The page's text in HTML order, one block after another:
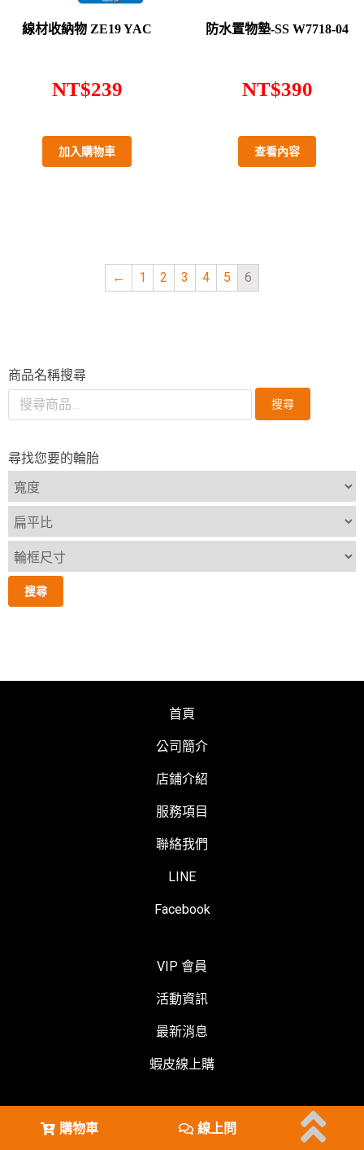
線材收納物 ZE19 YAC
NT$239
加入購物車
防水置物墊-SS W7718-04
NT$390
查看內容
← 1 2 3 4 5 6
商品名稱搜尋
搜尋
尋找您要的輪胎
首頁
公司簡介
店鋪介紹
服務項目
聯絡我們
LINE
Facebook
VIP 會員
活動資訊
最新消息
蝦皮線上購
購物車 線上問